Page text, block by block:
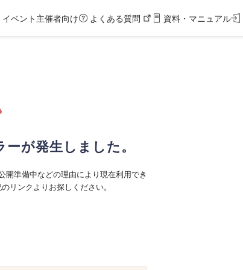
イベント主催者向け よくある質問 資料・マニュアル
が発生しました。
開準備中などの理由により現在利用でき
リンクよりお探しください。